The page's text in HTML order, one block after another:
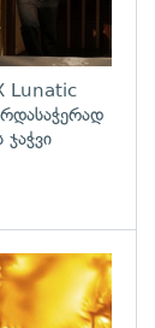
Lunatic
ჯაჭვი